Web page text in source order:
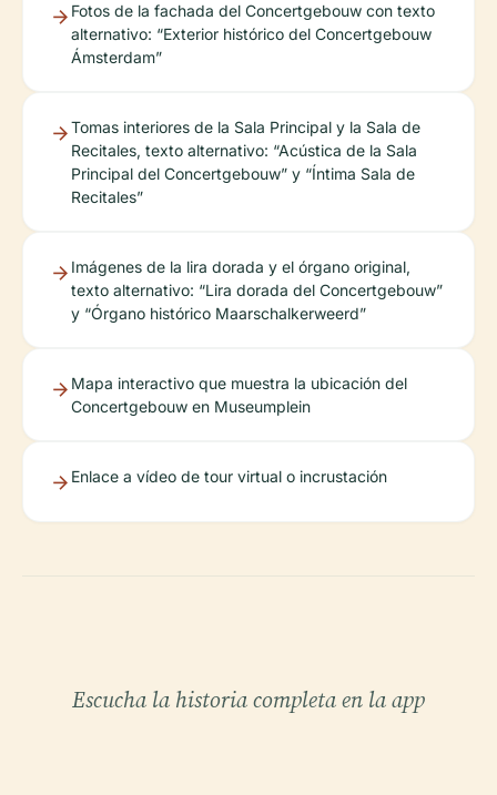
Fotos de la fachada del Concertgebouw con texto
alternativo: “Exterior histórico del Concertgebouw
Ámsterdam”
Tomas interiores de la Sala Principal y la Sala de
Recitales, texto alternativo: “Acústica de la Sala
Principal del Concertgebouw” y “Íntima Sala de
Recitales”
Imágenes de la lira dorada y el órgano original,
texto alternativo: “Lira dorada del Concertgebouw”
y “Órgano histórico Maarschalkerweerd”
Mapa interactivo que muestra la ubicación del
Concertgebouw en Museumplein
Enlace a vídeo de tour virtual o incrustación
Escucha la historia completa en la app